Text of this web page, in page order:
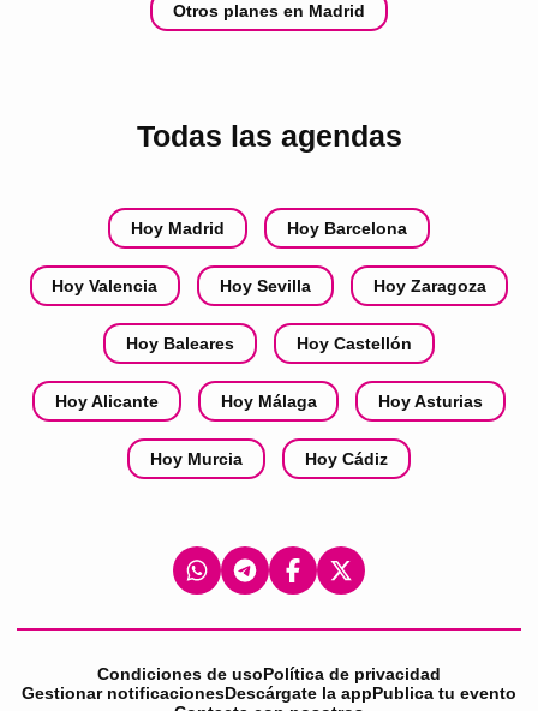
Otros planes en Madrid
Todas las agendas
Hoy Madrid Hoy Barcelona
Hoy Valencia Hoy Sevilla Hoy Zaragoza
Hoy Baleares Hoy Castellón
Hoy Alicante Hoy Málaga Hoy Asturias
Hoy Murcia Hoy Cádiz
Condiciones de usoPolítica de privacidad
Gestionar notificacionesDescárgate la appPublica tu evento